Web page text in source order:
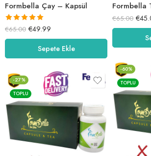
Formbella Çay – Kapsül
5 üzerinden
5.00oy aldı
€65.00 €49.99
Sepete Ekle
Formbella
€65.00 €
-60%
TOPLU
-27%
TOPLU